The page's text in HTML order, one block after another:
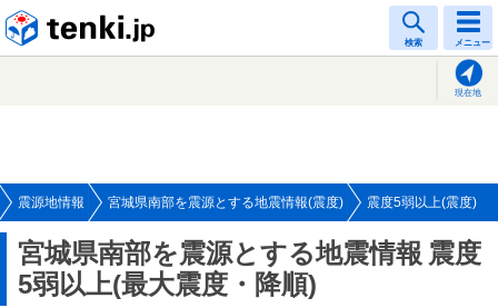
検索 メニュー
現在地
震源地情報 宮城県南部を震源とする地震情報(震度) 震度5弱以上(震度)
宮城県南部を震源とする地震情報 震度
5弱以上(最大震度・降順)